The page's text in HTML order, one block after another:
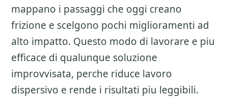
mappano i passaggi che oggi creano
frizione e scelgono pochi miglioramenti ad
alto impatto. Questo modo di lavorare e piu
efficace di qualunque soluzione
improvvisata, perche riduce lavoro
dispersivo e rende i risultati piu leggibili.